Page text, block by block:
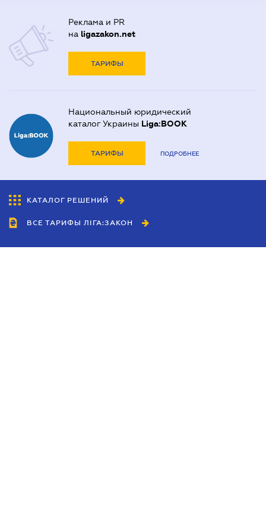
Реклама и PR
на ligazakon.net
ТАРИФЫ
Национальный юридический
каталог Украины Liga:BOOK
ТАРИФЫ ПОДРОБНЕЕ
КАТАЛОГ РЕШЕНИЙ
ВСЕ ТАРИФЫ ЛІГА:ЗАКОН